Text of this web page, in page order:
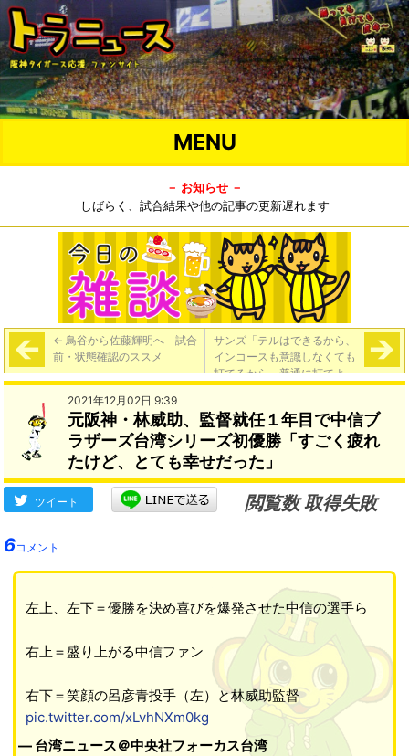
MENU
－ お知らせ －
しばらく、試合結果や他の記事の更新遅れます
← 鳥谷から佐藤輝明へ 試合
前・状態確認のススメ
サンズ「テルはできるから、
インコースも意識しなくても
打てるから、普通に打てよ」
佐藤輝「先生みたいな感じで
2021年12月02日 9:39
元阪神・林威助、監督就任１年目で中信ブ
ラザーズ台湾シリーズ初優勝「すごく疲れ
たけど、とても幸せだった」
ツイート
閲覧数 取得失敗
6コメント
左上、左下＝優勝を決め喜びを爆発させた中信の選手ら
右上＝盛り上がる中信ファン
右下＝笑顔の呂彦青投手（左）と林威助監督
pic.twitter.com/xLvhNXm0kg
— 台湾ニュース＠中央社フォーカス台湾